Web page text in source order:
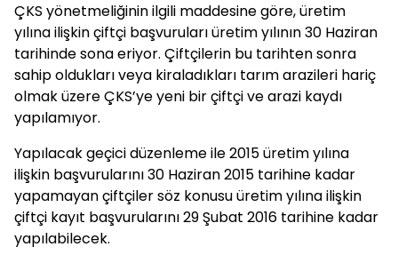
ÇKS yönetmeliğinin ilgili maddesine göre, üretim
yılına ilişkin çiftçi başvuruları üretim yılının 30 Haziran
tarihinde sona eriyor. Çiftçilerin bu tarihten sonra
sahip oldukları veya kiraladıkları tarım arazileri hariç
olmak üzere ÇKS’ye yeni bir çiftçi ve arazi kaydı
yapılamıyor.
Yapılacak geçici düzenleme ile 2015 üretim yılına
ilişkin başvurularını 30 Haziran 2015 tarihine kadar
yapamayan çiftçiler söz konusu üretim yılına ilişkin
çiftçi kayıt başvurularını 29 Şubat 2016 tarihine kadar
yapılabilecek.